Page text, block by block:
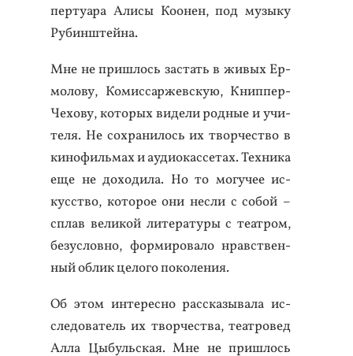
пер­ту­ара Али­сы Ко­онен, под му­зыку
Ру­бин­штей­на.
Мне не приш­лось зас­тать в жи­вых Ер­
мо­лову, Ко­мис­саржев­скую, Книп­пер-
Че­хову, ко­торых ви­дели род­ные и учи­
теля. Не сох­ра­нилось их твор­чес­тво в
ки­нофиль­мах и а­уди­окас­се­тах. Тех­ни­ка
еще не до­ходи­ла. Но то мо­гучее ис­
кусс­тво, ко­торое они нес­ли с со­бой –
сплав ве­ликой ли­тера­туры с те­ат­ром,
бе­зус­ловно, фор­ми­рова­ло нравс­твен­
ный об­лик це­лого по­коле­ния.
Об этом ин­те­рес­но рас­ска­зыва­ла ис­
сле­дова­тель их твор­чес­тва, те­ат­ро­вед
Ал­ла Цы­буль­ская. Мне не приш­лось